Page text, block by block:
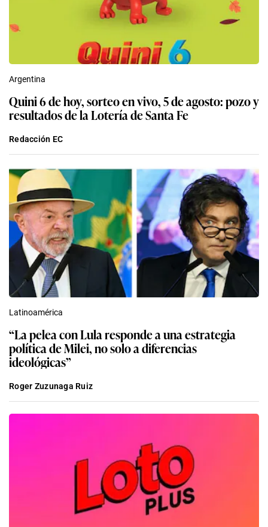
Argentina
Quini 6 de hoy, sorteo en vivo, 5 de agosto: pozo y
resultados de la Lotería de Santa Fe
Redacción EC
Latinoamérica
“La pelea con Lula responde a una estrategia
política de Milei, no solo a diferencias
ideológicas”
Roger Zuzunaga Ruiz